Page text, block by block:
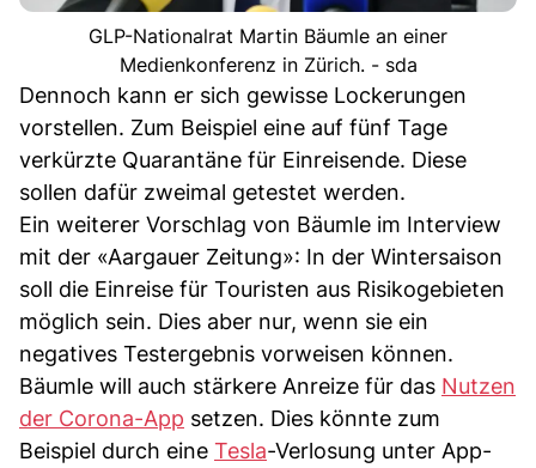
GLP-Nationalrat Martin Bäumle an einer
Medienkonferenz in Zürich. - sda
Dennoch kann er sich gewisse Lockerungen
vorstellen. Zum Beispiel eine auf fünf Tage
verkürzte Quarantäne für Einreisende. Diese
sollen dafür zweimal getestet werden.
Ein weiterer Vorschlag von Bäumle im Interview
mit der «Aargauer Zeitung»: In der Wintersaison
soll die Einreise für Touristen aus Risikogebieten
möglich sein. Dies aber nur, wenn sie ein
negatives Testergebnis vorweisen können.
Bäumle will auch stärkere Anreize für das Nutzen
der Corona-App setzen. Dies könnte zum
Beispiel durch eine Tesla-Verlosung unter App-